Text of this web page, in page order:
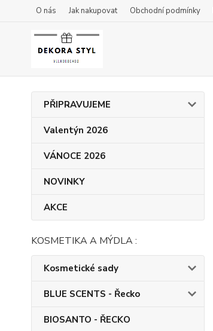
O nás Jak nakupovat Obchodní podmínky
PŘIPRAVUJEME
Valentýn 2026
VÁNOCE 2026
NOVINKY
AKCE
KOSMETIKA A MÝDLA :
Kosmetické sady
BLUE SCENTS - Řecko
BIOSANTO - ŘECKO